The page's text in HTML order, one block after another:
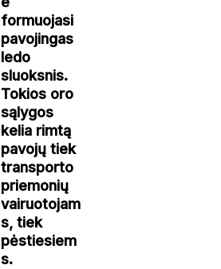
formuojasi
pavojingas
ledo
sluoksnis.
Tokios oro
sąlygos
kelia rimtą
pavojų tiek
transporto
priemonių
vairuotojam
s, tiek
pėstiesiem
s.